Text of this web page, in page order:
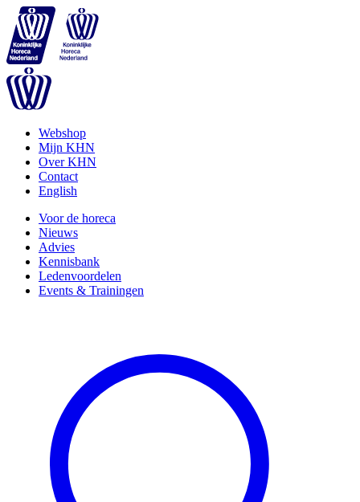
Webshop
Mijn KHN
Over KHN
Contact
English
Voor de horeca
Nieuws
Advies
Kennisbank
Ledenvoordelen
Events & Trainingen